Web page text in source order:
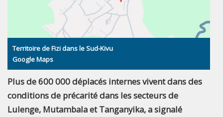
Territoire de Fizi dans le Sud-Kivu
Google Maps
Plus de 600 000 déplacés internes vivent dans des
conditions de précarité dans les secteurs de
Lulenge, Mutambala et Tanganyika, a signalé